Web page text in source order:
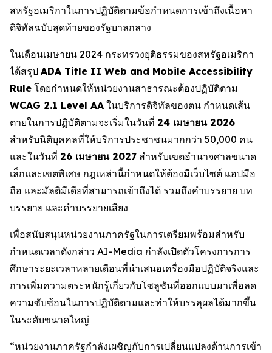
สหรัฐอเมริกาในการปฏิบัติตามข้อกำหนดการเข้าถึงเนื้อหา
ดิจิทัลฉบับสุดท้ายของรัฐบาลกลาง
ในเดือนเมษายน 2024 กระทรวงยุติธรรมของสหรัฐอเมริกา
ได้สรุป ADA Title II Web and Mobile Accessibility
Rule โดยกำหนดให้หน่วยงานสาธารณะต้องปฏิบัติตาม
WCAG 2.1 Level AA ในบริการดิจิทัลของตน กำหนดเส้น
ตายในการปฏิบัติตามจะเริ่มในวันที่ 24 เมษายน 2026
สำหรับนิติบุคคลที่ให้บริการประชาชนมากกว่า 50,000 คน
และในวันที่ 26 เมษายน 2027 สำหรับเขตอำนาจศาลขนาด
เล็กและเขตพิเศษ กฎเหล่านี้กำหนดให้ต้องมีเว็บไซต์ แอปมือ
ถือ และมัลติมีเดียที่สามารถเข้าถึงได้ รวมถึงคำบรรยาย บท
บรรยาย และคำบรรยายเสียง
เพื่อสนับสนุนหน่วยงานภาครัฐในการเตรียมพร้อมสำหรับ
กำหนดเวลาดังกล่าว AI-Media กำลังเปิดตัวโครงการการ
ศึกษาระยะเวลาหลายเดือนที่นำเสนอเครื่องมือปฏิบัติจริงและ
การเพิ่มความตระหนักรู้เกี่ยวกับโซลูชันที่ออกแบบมาเพื่อลด
ความซับซ้อนในการปฏิบัติตามและทำให้บรรลุผลได้มากขึ้น
ในระดับขนาดใหญ่
“หน่วยงานภาครัฐกำลังเผชิญกับการเปลี่ยนแปลงด้านการเข้า